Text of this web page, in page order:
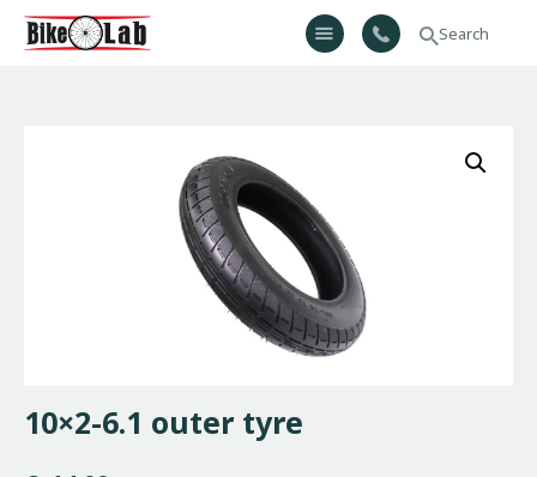
Bikelab
Σχετικά Με Εμάς
Προϊόντα
Υπηρεσίες
Επικοινωνία
10×2-6.1 outer tyre